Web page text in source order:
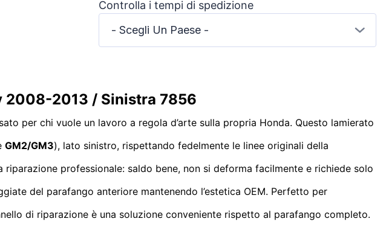
Controlla i tempi di spedizione
- Scegli Un Paese -
2008-2013 / Sinistra 7856
per chi vuole un lavoro a regola d’arte sulla propria Honda. Questo lamierato
GM2/GM3), lato sinistro, rispettando fedelmente le linee originali della
professionale: saldo bene, non si deforma facilmente e richiede solo
del parafango anteriore mantenendo l’estetica OEM. Perfetto per
di riparazione è una soluzione conveniente rispetto al parafango completo.